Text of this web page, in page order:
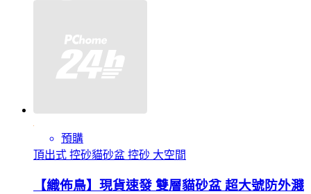
預購
頂出式 控砂貓砂盆 控砂 大空間
【織佈鳥】現貨速發 雙層貓砂盆 超大號防外濺